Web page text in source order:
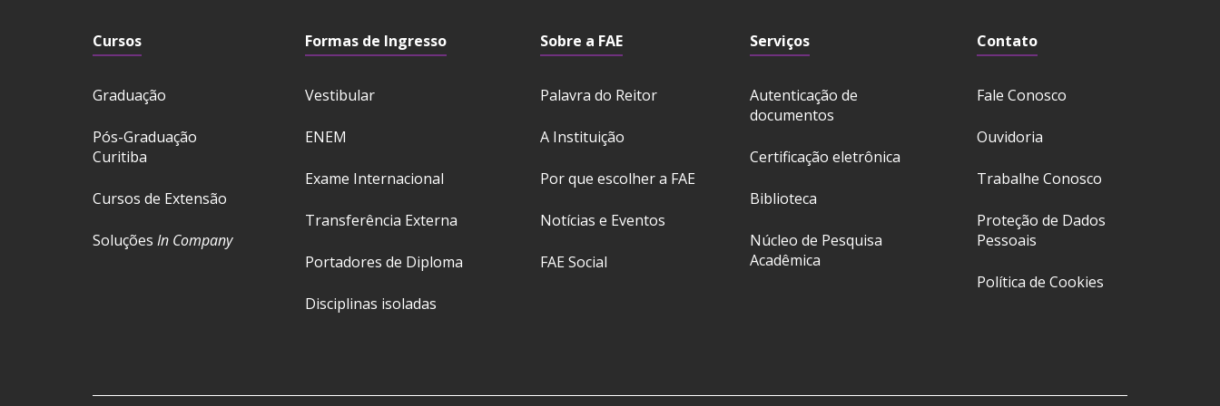
Cursos
Graduação
Pós-Graduação
Curitiba
Cursos de Extensão
Soluções In Company
Formas de Ingresso
Vestibular
ENEM
Exame Internacional
Transferência Externa
Portadores de Diploma
Disciplinas isoladas
Sobre a FAE
Palavra do Reitor
A Instituição
Por que escolher a FAE
Notícias e Eventos
FAE Social
Serviços
Autenticação de
documentos
Certificação eletrônica
Biblioteca
Núcleo de Pesquisa
Acadêmica
Contato
Fale Conosco
Ouvidoria
Trabalhe Conosco
Proteção de Dados
Pessoais
Política de Cookies